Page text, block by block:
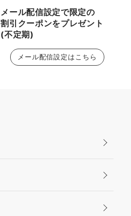
メール配信設定で限定の
割引クーポンをプレゼント
(不定期)
メール配信設定はこちら